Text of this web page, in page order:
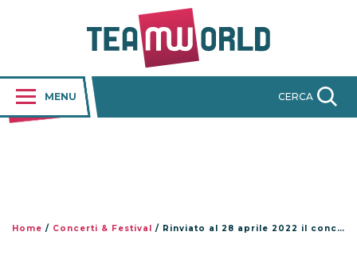
MENU CERCA
Home / Concerti & Festival / Rinviato al 28 aprile 2022 il concerto di Marracash all’Arena di Verona